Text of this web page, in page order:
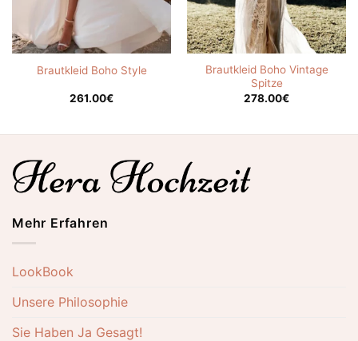
Brautkleid Boho Style
261.00€
Brautkleid Boho Vintage
Spitze
278.00€
Mehr Erfahren
LookBook
Unsere Philosophie
Sie Haben Ja Gesagt!